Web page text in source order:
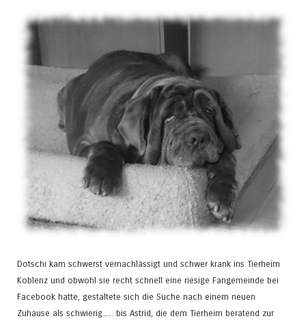
Dotschi kam schwerst vernachlässigt und schwer krank ins Tierheim
Koblenz und obwohl sie recht schnell eine riesige Fangemeinde bei
Facebook hatte, gestaltete sich die Suche nach einem neuen
Zuhause als schwierig…. bis Astrid, die dem Tierheim beratend zur